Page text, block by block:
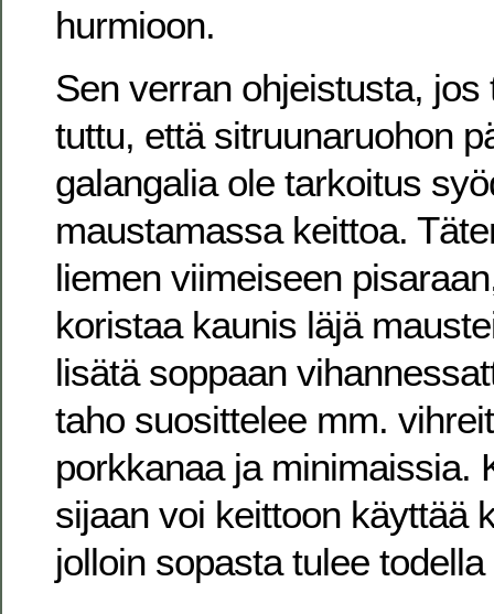
hurmioon.
Sen verran ohjeistusta, jos
tuttu, että sitruunaruohon
galangalia ole tarkoitus
maustamassa keittoa.
liemen viimeiseen
koristaa kaunis läjä
lisätä soppaan
taho suosittelee mm.
porkkanaa ja minimaissia.
sijaan voi keittoon käyttää
jolloin sopasta tulee